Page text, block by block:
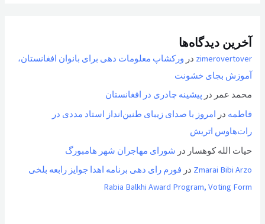
آخرین دیدگاه‌ها
zimerovertover در ورکشاپ معلومات دهی برای بانوان افغانستان،
آموزش بجای خشونت
محمد عمر در پیشینه چادری در افغانستان
فاطمه در امروز با صدای زیبای طنین‌انداز استاد مددی در
رات‌هاوس اتریش
حیات الله کوهسار در شورای مهاجران شهر هامبورگ
Zmarai Bibi Arzo در فورم رای دهی برنامه اهدا جوایز رابعه بلخی
Rabia Balkhi Award Program, Voting Form